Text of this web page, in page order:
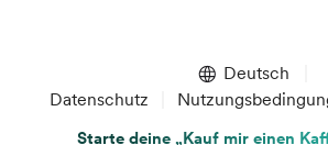
Deutsch
Datenschutz
Starte deine „Kauf mir einen